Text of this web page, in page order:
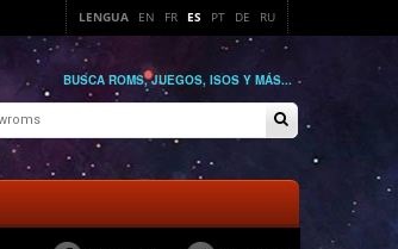
LENGUA EN FR ES PT DE RU
BUSCA ROMS, JUEGOS, ISOS Y MÁS...